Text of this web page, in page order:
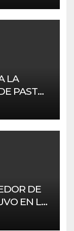
LA
PASTO
DE
EN LA